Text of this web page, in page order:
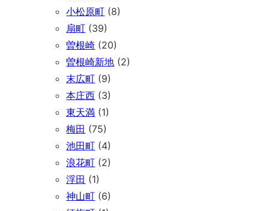
小松原町 (8)
扇町 (39)
曽根崎 (20)
曽根崎新地 (2)
末広町 (9)
本庄西 (3)
東天満 (1)
梅田 (75)
池田町 (4)
浪花町 (2)
浮田 (1)
神山町 (6)